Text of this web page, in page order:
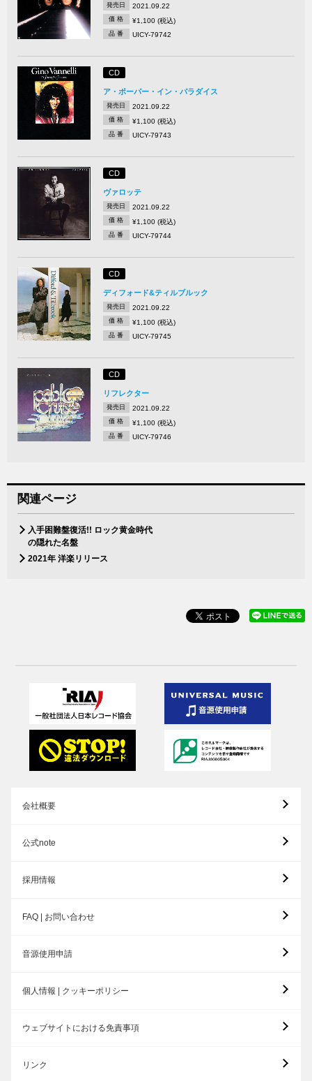
発売日 2021.09.22
価 格 ¥1,100 (税込)
品 番 UICY-79742
CD
ア・ポーパー・イン・パラダイス
発売日 2021.09.22
価 格 ¥1,100 (税込)
品 番 UICY-79743
CD
ヴァロッテ
発売日 2021.09.22
価 格 ¥1,100 (税込)
品 番 UICY-79744
CD
ディフォード&ティルブルック
発売日 2021.09.22
価 格 ¥1,100 (税込)
品 番 UICY-79745
CD
リフレクター
発売日 2021.09.22
価 格 ¥1,100 (税込)
品 番 UICY-79746
関連ページ
入手困難盤復活!! ロック黄金時代
の隠れた名盤
2021年 洋楽リリース
会社概要
公式note
採用情報
FAQ | お問い合わせ
音源使用申請
個人情報 | クッキーポリシー
ウェブサイトにおける免責事項
リンク